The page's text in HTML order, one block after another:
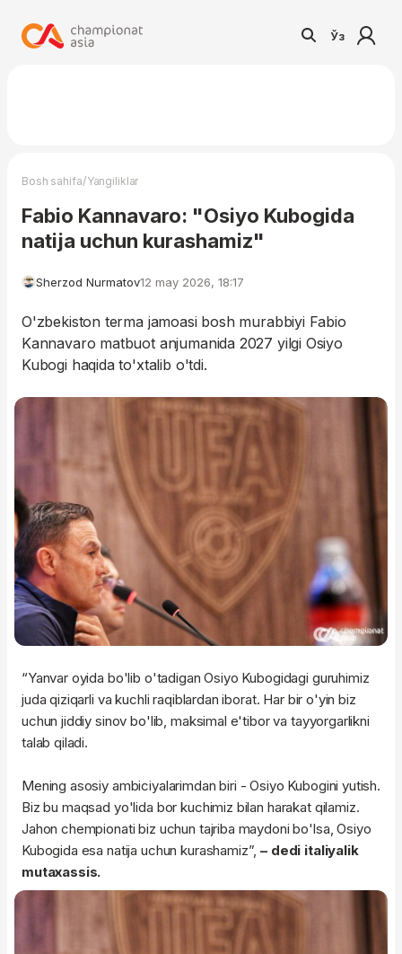
Ўз
Bosh sahifa/Yangiliklar
Fabio Kannavaro: "Osiyo Kubogida
natija uchun kurashamiz"
Sherzod Nurmatov12 may 2026, 18:17
O'zbekiston terma jamoasi bosh murabbiyi Fabio
Kannavaro matbuot anjumanida 2027 yilgi Osiyo
Kubogi haqida to'xtalib o'tdi.
“Yanvar oyida bo'lib o'tadigan Osiyo Kubogidagi guruhimiz
juda qiziqarli va kuchli raqiblardan iborat. Har bir o'yin biz
uchun jiddiy sinov bo'lib, maksimal e'tibor va tayyorgarlikni
talab qiladi.
Mening asosiy ambiciyalarimdan biri - Osiyo Kubogini yutish.
Biz bu maqsad yo'lida bor kuchimiz bilan harakat qilamiz.
Jahon chempionati biz uchun tajriba maydoni bo'lsa, Osiyo
Kubogida esa natija uchun kurashamiz”,– dedi italiyalik
mutaxassis.